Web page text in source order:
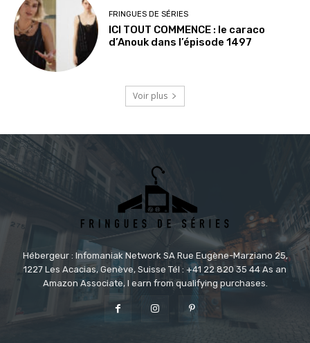
FRINGUES DE SÉRIES
ICI TOUT COMMENCE : le caraco
d’Anouk dans l’épisode 1497
Voir plus
Hébergeur : Infomaniak Network SA Rue Eugène-Marziano 25,
1227 Les Acacias, Genève, Suisse Tél : +41 22 820 35 44 As an
Amazon Associate, I earn from qualifying purchases.